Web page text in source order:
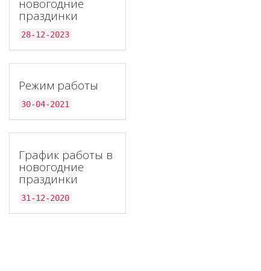
новогодние
праздинки
28-12-2023
Режим работы
30-04-2021
График работы в
новогодние
праздинки
31-12-2020